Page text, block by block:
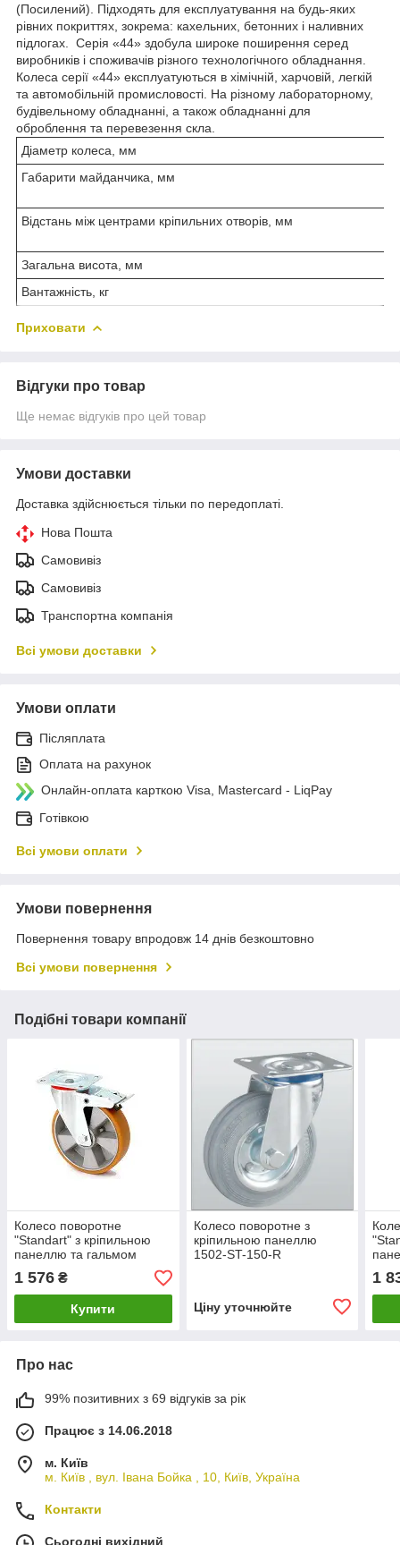
(Посилений). Підходять для експлуатування на будь-яких
рівних покриттях, зокрема: кахельних, бетонних і наливних
підлогах. Серія «44» здобула широке поширення серед
виробників і споживачів різного технологічного обладнання.
Колеса серії «44» експлуатуються в хімічній, харчовій, легкій
та автомобільній промисловості. На різному лабораторному,
будівельному обладнанні, а також обладнанні для
оброблення та перевезення скла.
Діаметр колеса, мм
Габарити майданчика, мм
Відстань між центрами кріпильних отворів, мм
Загальна висота, мм
Вантажність, кг
Приховати
Відгуки про товар
Ще немає відгуків про цей товар
Умови доставки
Доставка здійснюється тільки по передоплаті.
Нова Пошта
Самовивіз
Самовивіз
Транспортна компанія
Всі умови доставки
Умови оплати
Післяплата
Оплата на рахунок
Онлайн-оплата карткою Visa, Mastercard - LiqPay
Готівкою
Всі умови оплати
Умови повернення
Повернення товару впродовж 14 днів безкоштовно
Всі умови повернення
Подібні товари компанії
Колесо поворотне
"Standart" з кріпильною
панеллю та гальмом
4404-ST-160-B
1 576 ₴
Купити
Колесо поворотне з
кріпильною панеллю
1502-ST-150-R
Ціну уточнюйте
1
Про нас
99% позитивних з 69 відгуків за рік
Працює з 14.06.2018
м. Київ
м. Київ , вул. Івана Бойка , 10, Київ, Україна
Контакти
Сьогодні вихідний